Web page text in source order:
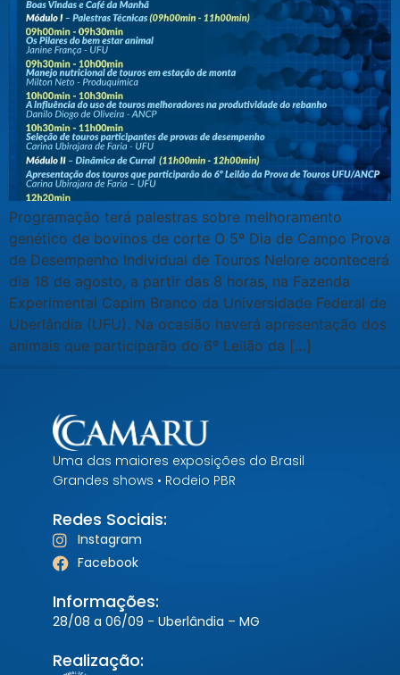
Programação terá palestras sobre melhoramento
genético de bovinos de corte O 5º Dia de Campo Prova
de Desempenho Individual de Touros Nelore acontecerá
dia 18 de agosto, a partir das 8 horas, na Fazenda
Experimental Capim Branco da Universidade Federal de
Uberlândia (UFU). Na ocasião haverá apresentação dos
animais que participarão do 6º Leilão da […]
Uma das maiores exposições do Brasil
Grandes shows • Rodeio PBR
Redes Sociais:
Instagram
Facebook
Informações:
28/08 a 06/09 - Uberlândia – MG
Realização: